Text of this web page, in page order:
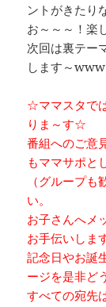
ントがきたり
お～～～！楽
次回は裏テー
します～www
☆ママスタで
りま～す☆
番組へのご意
もママサポと
（グループ
い。
お子さんへメ
お手伝いしま
記念日やお誕
ージを是非ど
すべての宛先